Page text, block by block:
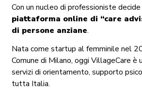
Con un nucleo di professioniste
piattaforma online di “care
di persone anziane.
Nata come startup al femminile nel
Comune di Milano, oggi VillageCare
servizi di orientamento, supporto
tutta Italia.